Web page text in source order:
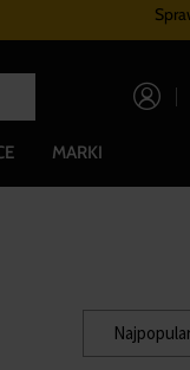
Program lojalnościowy
MARKI